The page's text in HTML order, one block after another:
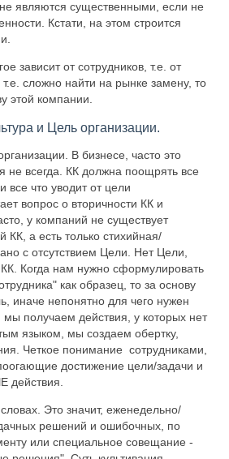
являются существенными, если не
Кстати, на этом строится
зависит от сотрудников, т.е. от
т.е. сложно найти на рынке замену, то
этой компании.
и Цель организации.
В бизнесе, часто это
не всегда. КК должна поощрять все
все что уводит от цели
вопрос о вторичности КК и
у компаний не существует
КК, а есть только стихийная/
с отсутствием Цели. Нет Цели,
Когда нам нужно сформулировать
как образец, то за основу
иначе непонятно для чего нужен
получаем действия, у которых нет
языком, мы создаем обертку,
Четкое понимание сотрудниками,
достижение цели/задачи и
действия.
Это значит, еженедельно/
решений и ошибочных, по
или специальное совещание -